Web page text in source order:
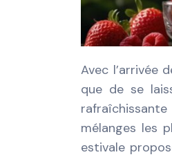
Avec l’arrivée
que de se
mélanges les
estivale